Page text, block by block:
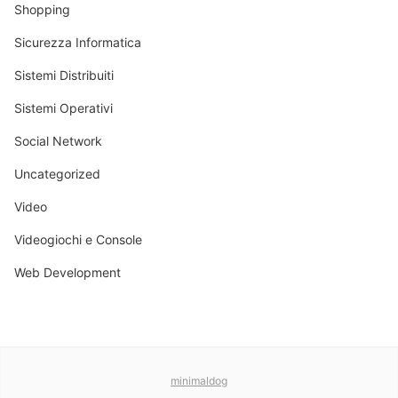
Shopping
Sicurezza Informatica
Sistemi Distribuiti
Sistemi Operativi
Social Network
Uncategorized
Video
Videogiochi e Console
Web Development
minimaldog